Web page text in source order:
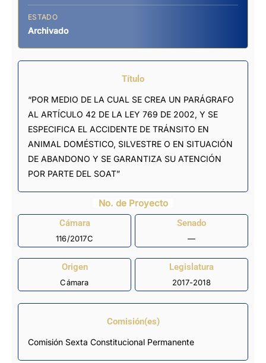
ESTADO
Archivado
Título
“POR MEDIO DE LA CUAL SE CREA UN PARÁGRAFO
AL ARTÍCULO 42 DE LA LEY 769 DE 2002, Y SE
ESPECIFICA EL ACCIDENTE DE TRÁNSITO EN
ANIMAL DOMÉSTICO, SILVESTRE O EN SITUACIÓN
DE ABANDONO Y SE GARANTIZA SU ATENCIÓN
POR PARTE DEL SOAT”
No. de Proyecto
Cámara
116/2017C
Senado
—
Origen
Cámara
Legislatura
2017-2018
Comisión(es)
Comisión Sexta Constitucional Permanente